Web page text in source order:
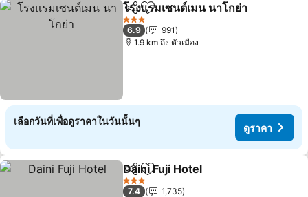
แชร์ เพิ่มในรายการโปรด
โรงแรมเซนต์เมน นาโกย่า
3 ดาว
6.9
991
1.9 km ถึง ตัวเมือง
เลือกวันที่เพื่อดูราคาในวันนั้นๆ
ดูราคา
แชร์ เพิ่มในรายการโปรด
Daini Fuji Hotel
3 ดาว
7.4
1,735